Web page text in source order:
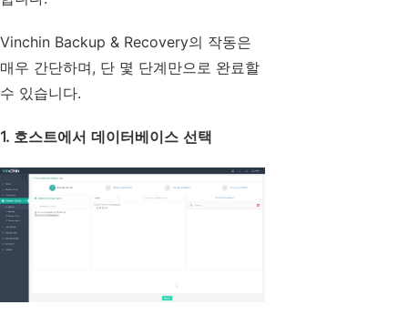
Vinchin Backup & Recovery의 작동은
매우 간단하며, 단 몇 단계만으로 완료할
수 있습니다.
1. 호스트에서 데이터베이스 선택